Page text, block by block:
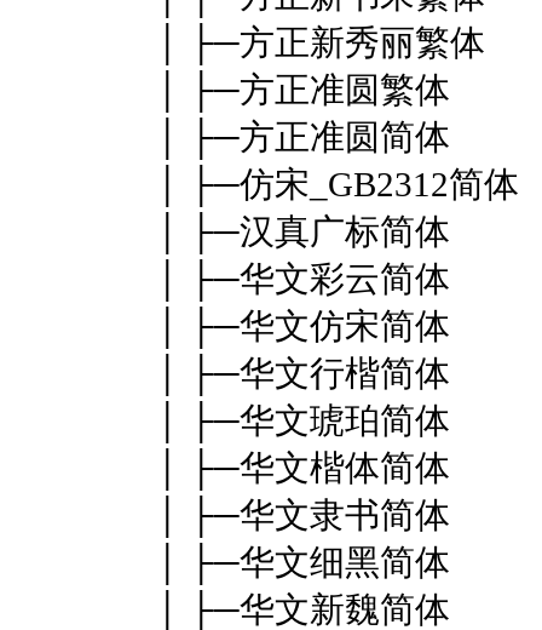
│ ├─方正新秀丽繁体
│ ├─方正准圆繁体
│ ├─方正准圆简体
│ ├─仿宋_GB2312简体
│ ├─汉真广标简体
│ ├─华文彩云简体
│ ├─华文仿宋简体
│ ├─华文行楷简体
│ ├─华文琥珀简体
│ ├─华文楷体简体
│ ├─华文隶书简体
│ ├─华文细黑简体
│ ├─华文新魏简体